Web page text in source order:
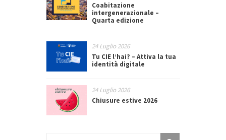
Coabitazione
intergenerazionale –
Quarta edizione
24 Luglio 2026
Tu CIE l’hai? – Attiva la tua
identità digitale
24 Luglio 2026
Chiusure estive 2026